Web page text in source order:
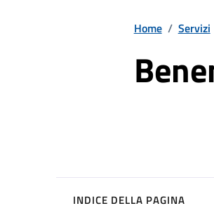
Home / Servizi
INDICE DELLA PAGINA